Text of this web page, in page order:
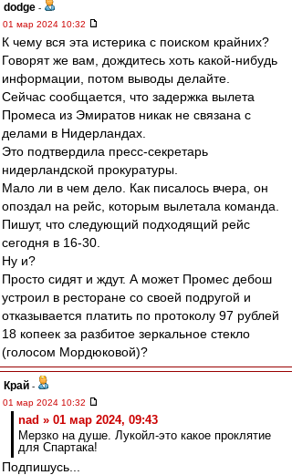
dodge -
01 мар 2024 10:32
К чему вся эта истерика с поиском крайних?
Говорят же вам, дождитесь хоть какой-нибудь
информации, потом выводы делайте.
Сейчас сообщается, что задержка вылета
Промеса из Эмиратов никак не связана с
делами в Нидерландах.
Это подтвердила пресс-секретарь
нидерландской прокуратуры.
Мало ли в чем дело. Как писалось вчера, он
опоздал на рейс, которым вылетала команда.
Пишут, что следующий подходящий рейс
сегодня в 16-30.
Ну и?
Просто сидят и ждут. А может Промес дебош
устроил в ресторане со своей подругой и
отказывается платить по протоколу 97 рублей
18 копеек за разбитое зеркальное стекло
(голосом Мордюковой)?
Край -
01 мар 2024 10:32
nad » 01 мар 2024, 09:43
Мерзко на душе. Лукойл-это какое проклятие
для Спартака!
Подпишусь...